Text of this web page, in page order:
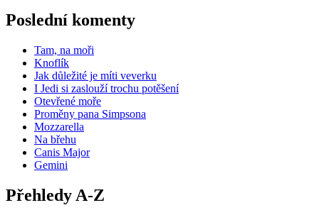
Poslední komenty
Tam, na moři
Knoflík
Jak důležité je míti veverku
I Jedi si zaslouží trochu potěšení
Otevřené moře
Proměny pana Simpsona
Mozzarella
Na břehu
Canis Major
Gemini
Přehledy A-Z